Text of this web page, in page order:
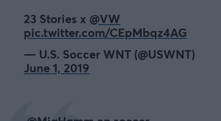
23 Stories x @VW
pic.twitter.com/CEpMbqz4AG
— U.S. Soccer WNT (@USWNT)
June 1, 2019